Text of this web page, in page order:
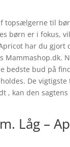
topsælgerne til
børn er i fokus,
har du
Mammashop.dk.
bedste bud på
De
, kan den
Låg –